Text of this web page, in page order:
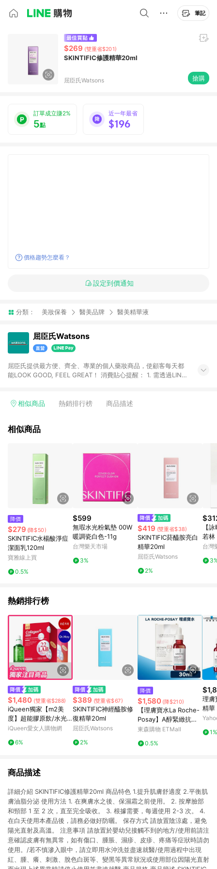
筆記
$269 (雙重省$201)
SKINTIFIC修護精華20ml
屈臣氏Watsons 搶購
訂單成立賺2%
5點
近一年最省
$196
價格趨勢怎麼看？
設定到價通知
分類： 美妝保養 醫美品牌 醫美精華液
屈臣氏Watsons
屈臣氏提供最方便、齊全、專業的個人藥妝商品，使顧客每天都
能LOOK GOOD, FEEL GREAT！ 消費貼心提醒： 1. 需透過LINE
下單，每筆交易前請確認有經過LINE購物跳轉頁才符合返點資
數將於廠商出貨後30天前後發送。5.屈臣氏保留365天訂單記
新屈臣氏APP至版本26010.4.0。
相似商品 熱銷排行榜 商品描述
相似商品
降價
$279 (降$50)
SKINTIFIC水楊酸淨痘
潔面乳120ml
寶雅線上買
0.5%
$599
無瑕水光粉氣墊 00W
暖調瓷白色-11g
台灣樂天市場
3%
$419 (雙重省$38)
SKINTIFIC菸醯胺亮白
精華20ml
屈臣氏Watsons
2%
【
若林
顏凝
台灣
熱銷排行榜
$1,480 (雙重省$288)
iQueen獨家【m2美
度】超能膠原飲/水光
飲(8入/任選1盒)+【Dr.
濕修護精華(30ml)x1
iQueen愛女人購物網
6%
$389 (雙重省$67)
SKINTIFIC神經醯胺修
復精華20ml
屈臣氏Watsons
2%
降價
$1,580 (降$210)
【理膚寶水La Roche-
Posay】A醇緊緻抗痕
精華(AB小紅瓶) 30ml
東森購物 ETMall
0.5%
理膚
精華
(買
1%
商品描述
詳細介紹 SKINTIFIC修護精華20ml 商品特色 1.提升肌膚舒適度 2.平衡肌
膚油脂分泌 使用方法 1. 在爽膚水之後、保濕霜之前使用。 2. 按摩臉部
和頸部 1 至 2 次，直至完全吸收。 3. 根據需要，每週使用 2-3 次。 4.
在白天使用本產品後，請務必做好防曬。 保存方式 請放置陰涼處，避免
陽光直射及高溫。 注意事項 請放置於嬰幼兒接觸不到的地方/使用前請注
意確認皮膚有無異常，如有傷口、腫脹、濕疹、皮疹、疼痛等症狀時請勿
使用。/若不慎滲入眼中，請立即用水沖洗並盡速就醫/使用過程中出現
紅、腫、癢、刺激、脫色白斑等、變黑等異常狀況或使用部位因陽光直射